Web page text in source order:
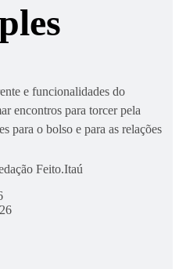
e funcionalidades do
encontros para torcer pela
para o bolso e para as relações
Feito.Itaú